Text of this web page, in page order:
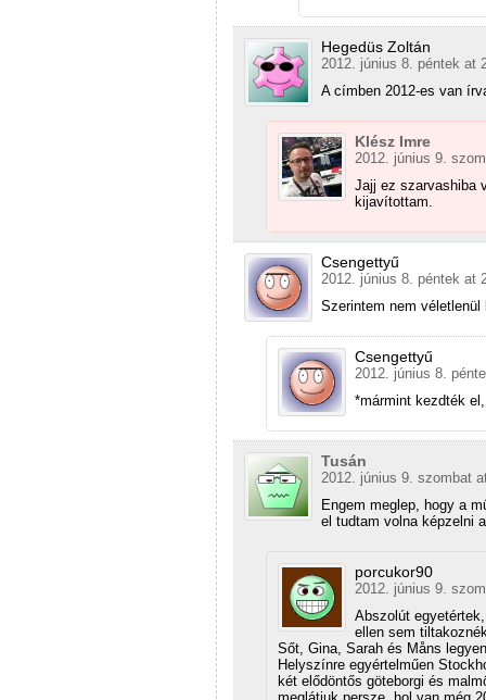
Hegedüs Zoltán
2012. június 8. péntek at
A címben 2012-es van
Klész Imre
2012. június 9.
Jajj ez szarvashiba
kijavítottam.
Csengettyű
2012. június 8. péntek at
Szerintem nem
Csengettyű
2012. június 8.
*mármint kezdték
Tusán
2012. június 9. szombat
Engem meglep, hogy a
el tudtam volna képzelni
porcukor90
2012. június 9.
Abszolút
ellen sem
Sőt, Gina, Sarah és Måns
Helyszínre egyértelműen
két elődöntős göteborgi és